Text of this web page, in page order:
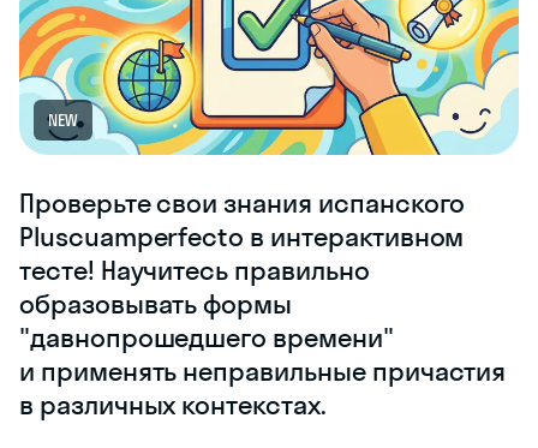
NEW
Проверьте свои знания испанского
Pluscuamperfecto в интерактивном
тесте! Научитесь правильно
образовывать формы
"давнопрошедшего времени"
и применять неправильные причастия
в различных контекстах.